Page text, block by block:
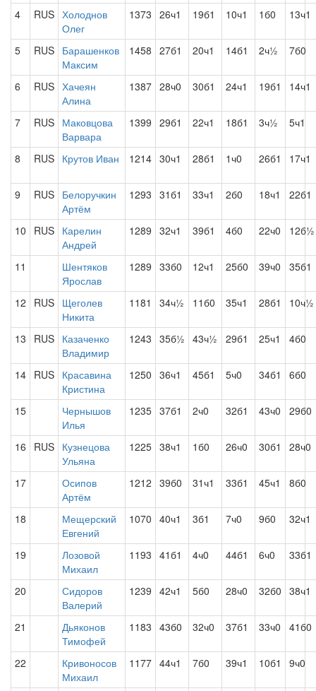
4 RUS Холоднов
Олег
1373 26ч1 19б1 10ч1 1б0 13ч1
5 RUS Барашенков
Максим
1458 27б1 20ч1 14б1 2ч½ 7б0
6 RUS Хачеян
Алина
1387 28ч0 30б1 24ч1 19б1 14ч1
7 RUS Маковцова
Варвара
1399 29б1 22ч1 18б1 3ч½ 5ч1
8 RUS Крутов Иван 1214 30ч1 28б1 1ч0 26б1 17ч1
9 RUS Белоручкин
Артём
1293 31б1 33ч1 2б0 18ч1 22б1
10 RUS Карелин
Андрей
1289 32ч1 39б1 4б0 22ч0 12б½
11
Шентяков
Ярослав
1289 33б0 12ч1 25б0 39ч0 35б1
12 RUS Щеголев
Никита
1181 34ч½ 11б0 35ч1 28б1 10ч½
13 RUS Казаченко
Владимир
1243 35б½ 43ч½ 29б1 25ч1 4б0
14 RUS Красавина
Кристина
1250 36ч1 45б1 5ч0 34б1 6б0
15
Чернышов
Илья
1235 37б1 2ч0 32б1 43ч0 29б0
16 RUS Кузнецова
Ульяна
1225 38ч1 1б0 26ч0 30б1 28ч0
17
Осипов
Артём
1212 39б0 31ч1 33б1 45ч1 8б0
18
Мещерский
Евгений
1070 40ч1 3б1 7ч0 9б0 32ч1
19
Лозовой
Михаил
1193 41б1 4ч0 44б1 6ч0 33б1
20
Сидоров
Валерий
1239 42ч1 5б0 28ч0 32б0 38ч1
21
Дьяконов
Тимофей
1183 43б0 32ч0 37б1 33ч0 41б0
22
Кривоносов
Михаил
1177 44ч1 7б0 39ч1 10б1 9ч0